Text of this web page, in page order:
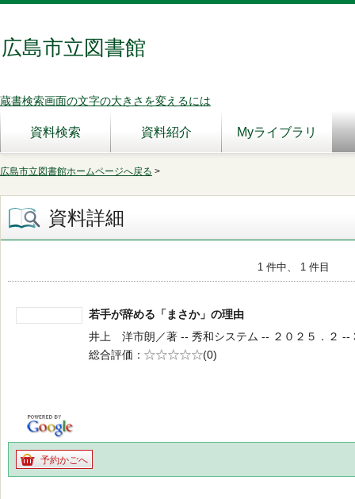
広島市立図書館
蔵書検索画面の文字の大きさを変えるには
資料検索 資料紹介 Myライブラリ
広島市立図書館ホームページへ戻る >
資料詳細
1 件中、 1 件目
若手が辞める「まさか」の理由
井上 洋市朗／著 -- 秀和システム -- ２０２５．２ --
総合評価
5段階評価
(0)
予約かごへ